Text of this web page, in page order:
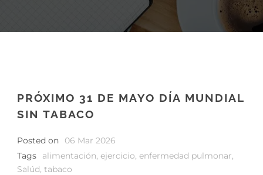
PRÓXIMO 31 DE MAYO DÍA MUNDIAL
SIN TABACO
Posted on
06 Mar 2026
Tags
alimentación, ejercicio, enfermedad pulmonar,
Salúd, tabaco